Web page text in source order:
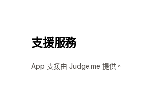
支援服務
App 支援由 Judge.me 提供。